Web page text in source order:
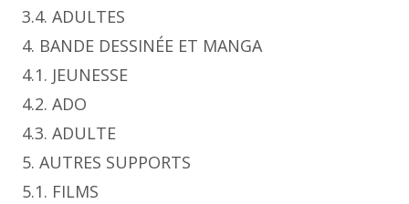
3.4. ADULTES
4. BANDE DESSINÉE ET MANGA
4.1. JEUNESSE
4.2. ADO
4.3. ADULTE
5. AUTRES SUPPORTS
5.1. FILMS